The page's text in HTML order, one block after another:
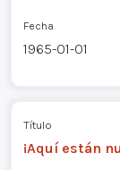
Fecha
1965-01-01
Título
¡Aquí están